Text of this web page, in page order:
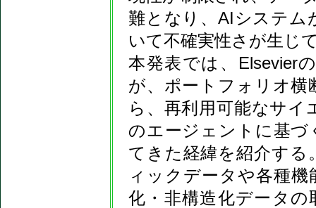
難となり、AIシステム
いて不確実性さが生じ
本発表では、Elsevier
が、ポートフォリオ
ら、再利用可能なサ
のエージェントに基
てきた経緯を紹介す
ィックデータや各種
化・非構造化データ